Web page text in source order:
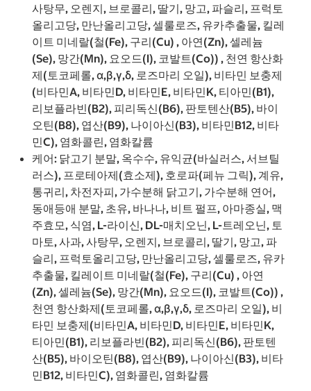
사탕무, 오렌지, 브로콜리, 딸기, 망고, 파슬리, 프럭토
올리고당, 만난올리고당, 셀룰로즈, 유카추출물, 킬레
이트 미네랄(철(Fe), 구리(Cu) , 아연(Zn), 셀레늄
(Se), 망간(Mn), 요오드(I), 코발트(Co)) , 천연 항산화
제(토코페롤, α,β,γ,δ, 로즈마리 오일), 비타민 보충제
(비타민A, 비타민D, 비타민E, 비타민K, 티아민(B1),
리보플라빈(B2), 피리독신(B6), 판토텐산(B5), 바이
오틴(B8), 엽산(B9), 나이아신(B3), 비타민B12, 비타
민C), 염화콜린, 염화칼륨
케어: 닭고기 분말, 옥수수, 유익균(바실러스, 서브틸
러스), 프로테아제(효소제), 호로파(페뉴 그릭), 계유,
통귀리, 차전자피, 가수분해 닭고기, 가수분해 연어,
동애등애 분말, 초유, 바나나, 비트 펄프, 아마종실, 맥
주효모, 식염, L-라이신, DL-매치오닌, L-트레오닌, 토
마토, 사과, 사탕무, 오렌지, 브로콜리, 딸기, 망고, 파
슬리, 프럭토올리고당, 만난올리고당, 셀룰로즈, 유카
추출물, 킬레이트 미네랄(철(Fe), 구리(Cu) , 아연
(Zn), 셀레늄(Se), 망간(Mn), 요오드(I), 코발트(Co)) ,
천연 항산화제(토코페롤, α,β,γ,δ, 로즈마리 오일), 비
타민 보충제(비타민A, 비타민D, 비타민E, 비타민K,
티아민(B1), 리보플라빈(B2), 피리독신(B6), 판토텐
산(B5), 바이오틴(B8), 엽산(B9), 나이아신(B3), 비타
민B12, 비타민C), 염화콜린, 염화칼륨